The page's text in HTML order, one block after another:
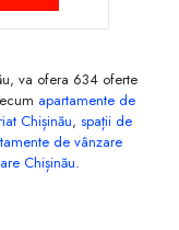
va ofera 634 oferte
apartamente de
Chișinău, spații de
de vânzare
Chișinău.